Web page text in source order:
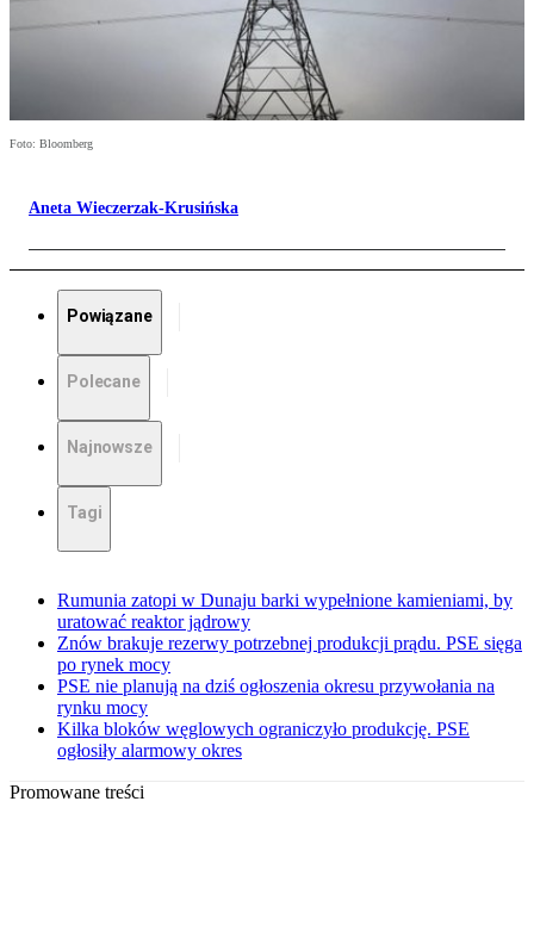
Foto: Bloomberg
Aneta Wieczerzak-Krusińska
Powiązane
Polecane
Najnowsze
Tagi
Rumunia zatopi w Dunaju barki wypełnione kamieniami, by
uratować reaktor jądrowy
Znów brakuje rezerwy potrzebnej produkcji prądu. PSE sięga
po rynek mocy
PSE nie planują na dziś ogłoszenia okresu przywołania na
rynku mocy
Kilka bloków węglowych ograniczyło produkcję. PSE
ogłosiły alarmowy okres
Promowane treści